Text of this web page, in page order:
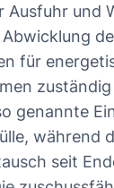
Ausfuhr und
Abwicklung
für
genannte
während
seit